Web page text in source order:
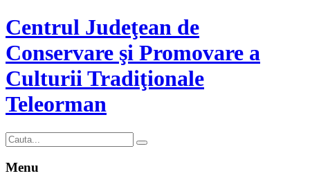
Centrul Judeţean de
Conservare şi Promovare a
Culturii Tradiţionale
Teleorman
Menu